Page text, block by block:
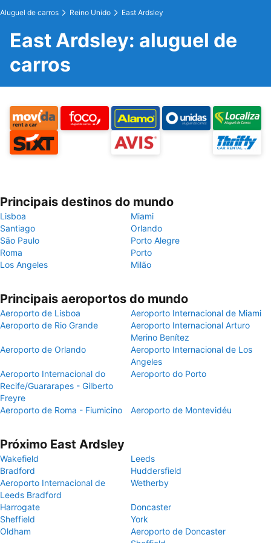
Aluguel de carros Reino Unido East Ardsley
East Ardsley: aluguel de
carros
Principais destinos do mundo
Lisboa
Miami
Santiago
Orlando
São Paulo
Porto Alegre
Roma
Porto
Los Angeles
Milão
Principais aeroportos do mundo
Aeroporto de Lisboa
Aeroporto Internacional de Miami
Aeroporto de Rio Grande
Aeroporto Internacional Arturo
Merino Benítez
Aeroporto de Orlando
Aeroporto Internacional de Los
Angeles
Aeroporto Internacional do
Recife/Guararapes - Gilberto
Freyre
Aeroporto do Porto
Aeroporto de Roma - Fiumicino Aeroporto de Montevidéu
Próximo East Ardsley
Wakefield
Leeds
Bradford
Huddersfield
Aeroporto Internacional de
Leeds Bradford
Wetherby
Harrogate
Doncaster
Sheffield
York
Oldham
Aeroporto de Doncaster